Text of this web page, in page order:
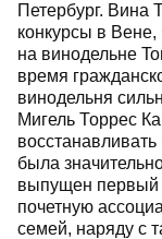
Петербург. Вина
конкурсы в
на винодельне
время
винодельня
Мигель Торрес
была
выпущен первый
почетную
семей, наряду с